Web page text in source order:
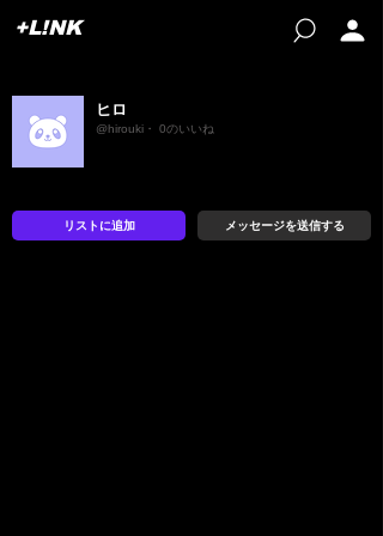
+L!NK
ヒロ
@hirouki・ 0のいいね
リストに追加 メッセージを送信する